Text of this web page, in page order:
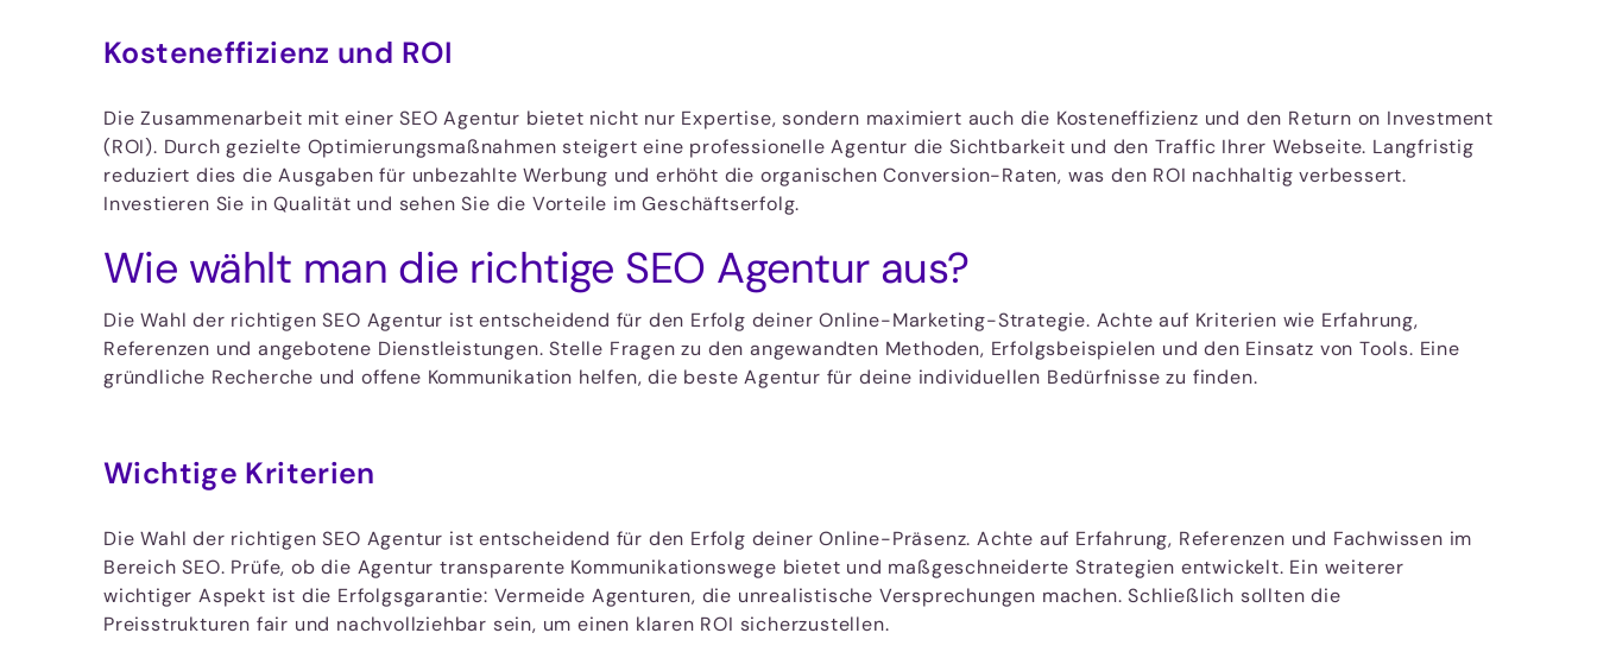
Kosteneffizienz und ROI
Die Zusammenarbeit mit einer SEO Agentur bietet nicht nur Expertise, sondern maximiert auch die Kosteneffizienz und den Return on Investment
(ROI). Durch gezielte Optimierungsmaßnahmen steigert eine professionelle Agentur die Sichtbarkeit und den Traffic Ihrer Webseite. Langfristig
reduziert dies die Ausgaben für unbezahlte Werbung und erhöht die organischen Conversion-Raten, was den ROI nachhaltig verbessert.
Investieren Sie in Qualität und sehen Sie die Vorteile im Geschäftserfolg.
Wie wählt man die richtige SEO Agentur aus?
Die Wahl der richtigen SEO Agentur ist entscheidend für den Erfolg deiner Online-Marketing-Strategie. Achte auf Kriterien wie Erfahrung,
Referenzen und angebotene Dienstleistungen. Stelle Fragen zu den angewandten Methoden, Erfolgsbeispielen und den Einsatz von Tools. Eine
gründliche Recherche und offene Kommunikation helfen, die beste Agentur für deine individuellen Bedürfnisse zu finden.
Wichtige Kriterien
Die Wahl der richtigen SEO Agentur ist entscheidend für den Erfolg deiner Online-Präsenz. Achte auf Erfahrung, Referenzen und Fachwissen im
Bereich SEO. Prüfe, ob die Agentur transparente Kommunikationswege bietet und maßgeschneiderte Strategien entwickelt. Ein weiterer
wichtiger Aspekt ist die Erfolgsgarantie: Vermeide Agenturen, die unrealistische Versprechungen machen. Schließlich sollten die
Preisstrukturen fair und nachvollziehbar sein, um einen klaren ROI sicherzustellen.